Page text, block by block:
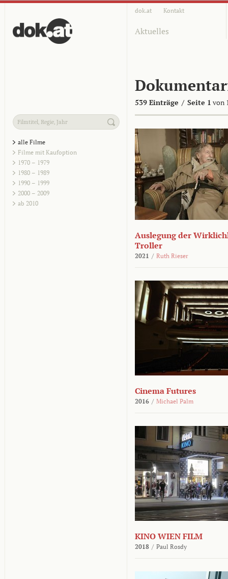
dok.at Kontakt
Aktuelles
539 Einträge / Seite 1 von
alle Filme
Filme mit Kaufoption
1970 – 1979
1980 – 1989
1990 – 1999
2000 – 2009
ab 2010
Auslegung der
Troller
2021 / Ruth Rieser
Cinema Futures
2016 / Michael Palm
KINO WIEN FILM
2018 / Paul Rosdy